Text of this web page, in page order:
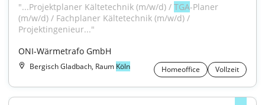
"...Projektplaner Kältetechnik (m/w/d) / TGA-Planer
(m/w/d) / Fachplaner Kältetechnik (m/w/d) /
Projektingenieur..."
ONI-Wärmetrafo GmbH
Bergisch Gladbach, Raum Köln Homeoffice Vollzeit